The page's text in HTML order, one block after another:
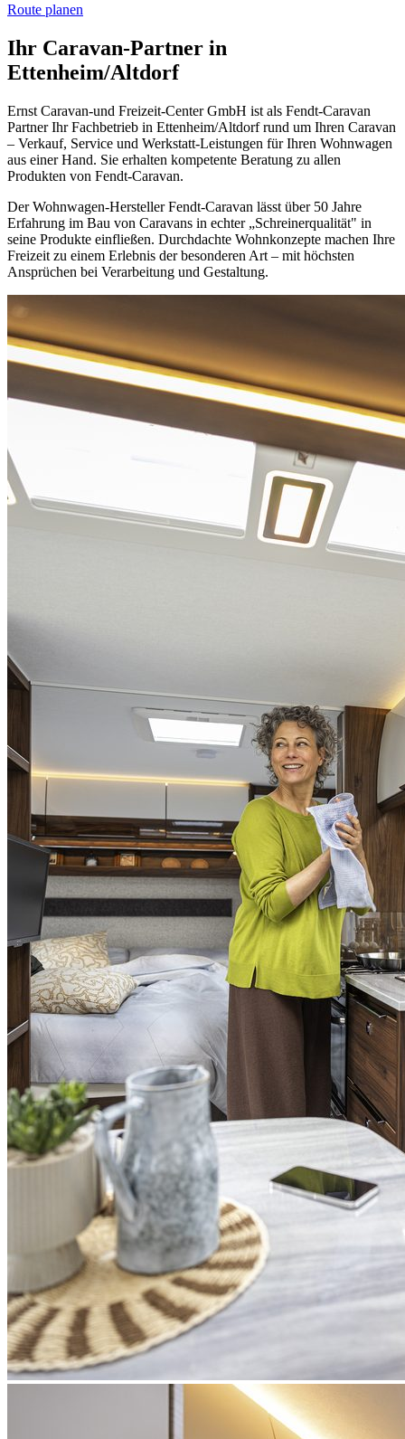
Route planen
Ihr Caravan-Partner in
Ettenheim/Altdorf
Ernst Caravan-und Freizeit-Center GmbH ist als Fendt-Caravan
Partner Ihr Fachbetrieb in Ettenheim/Altdorf rund um Ihren Caravan
– Verkauf, Service und Werkstatt-Leistungen für Ihren Wohnwagen
aus einer Hand. Sie erhalten kompetente Beratung zu allen
Produkten von Fendt-Caravan.
Der Wohnwagen-Hersteller Fendt-Caravan lässt über 50 Jahre
Erfahrung im Bau von Caravans in echter „Schreinerqualität" in
seine Produkte einfließen. Durchdachte Wohnkonzepte machen Ihre
Freizeit zu einem Erlebnis der besonderen Art – mit höchsten
Ansprüchen bei Verarbeitung und Gestaltung.